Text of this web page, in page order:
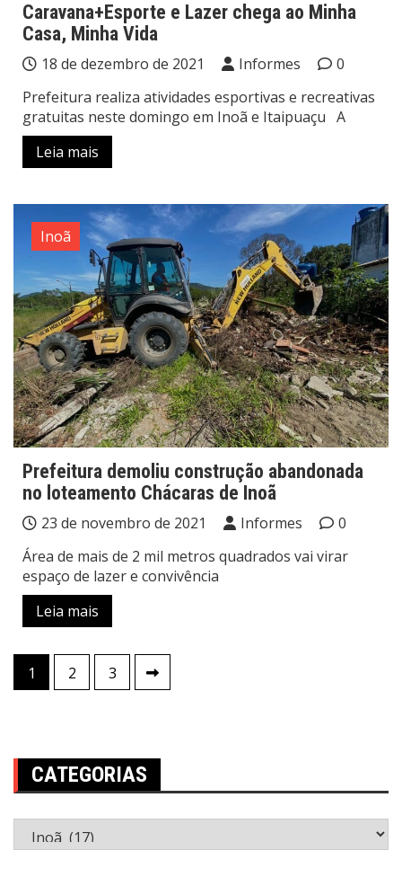
Caravana+Esporte e Lazer chega ao Minha
Casa, Minha Vida
18 de dezembro de 2021 Informes
0
Prefeitura realiza atividades esportivas e recreativas
gratuitas neste domingo em Inoã e Itaipuaçu A
Leia mais
Inoã
Prefeitura demoliu construção abandonada
no loteamento Chácaras de Inoã
23 de novembro de 2021 Informes
0
Área de mais de 2 mil metros quadrados vai virar
espaço de lazer e convivência
Leia mais
Paginação
de
1 2 3
CATEGORIAS
Categorias